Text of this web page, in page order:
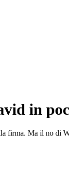
in
firma. Ma il no di